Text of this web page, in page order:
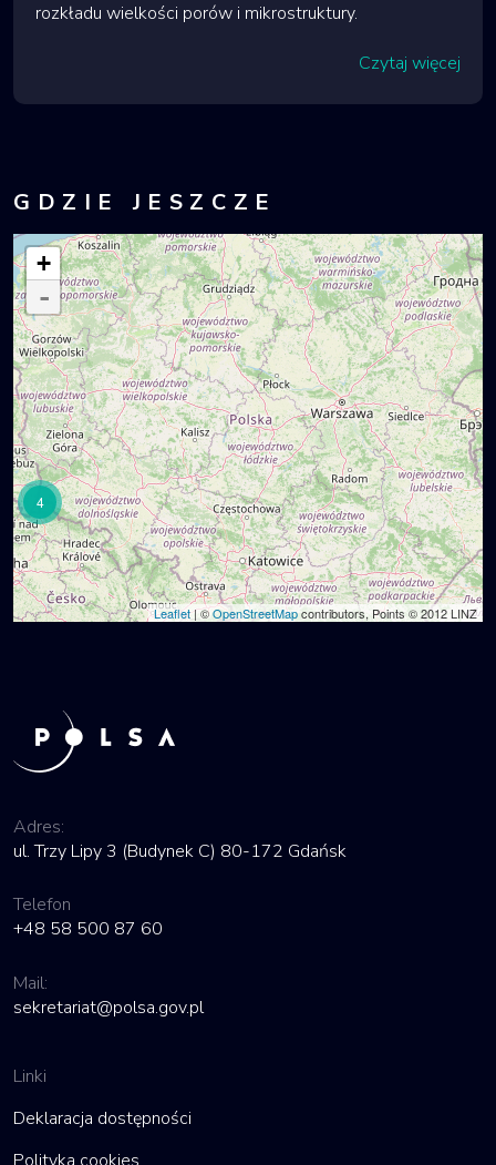
rozkładu wielkości porów i mikrostruktury.
Czytaj więcej
GDZIE JESZCZE
4
+
-
Leaflet| ©OpenStreetMapcontributors, Points © 2012 LINZ
Adres:
ul. Trzy Lipy 3 (Budynek C) 80-172 Gdańsk
Telefon
+48 58 500 87 60
Mail:
sekretariat@polsa.gov.pl
Linki
Deklaracja dostępności